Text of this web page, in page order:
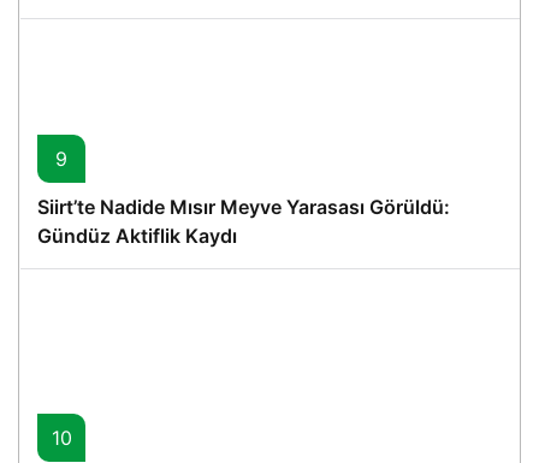
Proje
9
Siirt’te Nadide Mısır Meyve Yarasası Görüldü:
Gündüz Aktiflik Kaydı
10